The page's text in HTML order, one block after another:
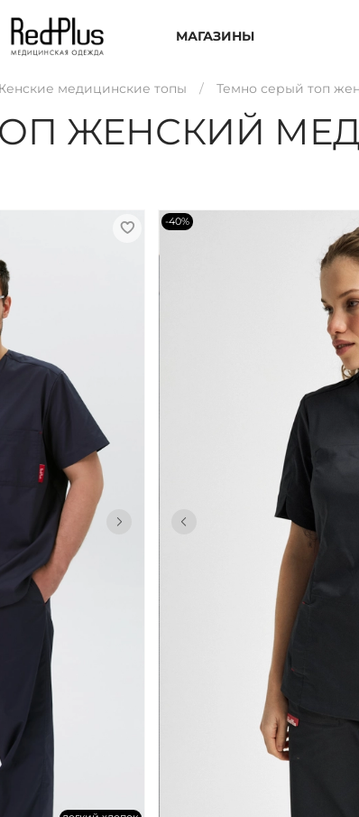
МАГАЗИНЫ
медицинские топы Темно серый топ
ЖЕНСКИЙ
-40%